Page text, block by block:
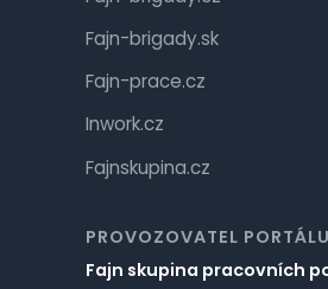
Fajn-brigady.sk
Fajn-prace.cz
Inwork.cz
Fajnskupina.cz
PROVOZOVATEL PORTÁLU
Fajn skupina pracovních